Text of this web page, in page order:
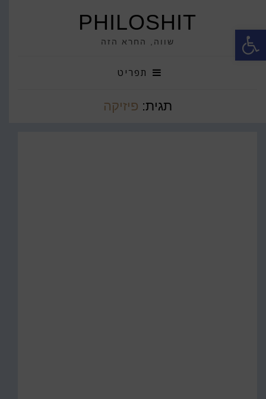
פתח סרגל נגישות PHILOSHIT
שווה, החרא הזה
תפריט
תגית: פיזיקה